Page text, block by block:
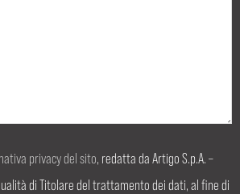
privacy del sito, redatta da Artigo S.p.A. –
di Titolare del trattamento dei dati, al fine di